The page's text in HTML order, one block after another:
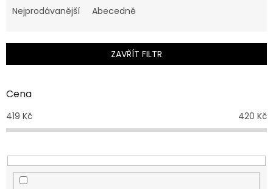
e
í
r
d
k
t
Nejprodávanější
Abecedně
ZAVŘÍT FILTR
Cena
419 Kč 420 Kč